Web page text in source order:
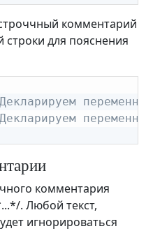
комментарий
строки для пояснения
комментария
. Любой текст,
игнорироваться